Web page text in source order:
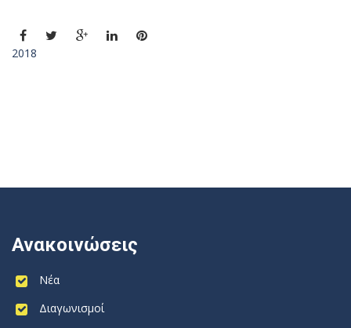
2018
Ανακοινώσεις
Νέα
Διαγωνισμοί